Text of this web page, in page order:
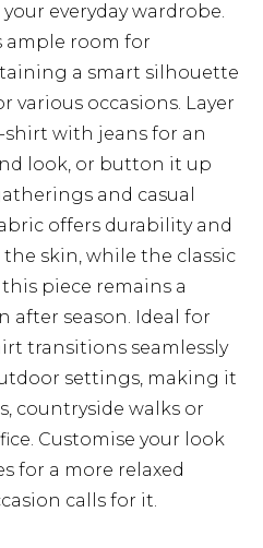
everyday wardrobe.
ample room for
a smart silhouette
occasions. Layer
with jeans for an
look, or button it up
and casual
offers durability and
skin, while the classic
piece remains a
after season. Ideal for
transitions seamlessly
settings, making it
countryside walks or
Customise your look
for a more relaxed
calls for it.